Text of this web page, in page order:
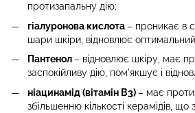
протизапальну дію;
гіалуронова кислота – проникає в
шари шкіри, відновлює оптимальний
Пантенол – відновлює шкіру, має
заспокійливу дію, пом'якшує і
ніацинамід (вітамін В3) – має
збільшенню кількості керамідів, що